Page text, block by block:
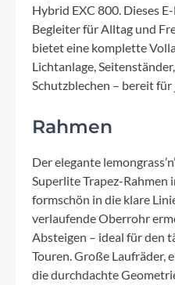
Hybrid EXC 800. Dieses
Begleiter für Alltag und
bietet eine komplette
Lichtanlage,
Schutzblechen – bereit
Rahmen
Der elegante
Superlite Trapez-
formschön in die klare
verlaufende Oberrohr
Absteigen – ideal für den
Touren. Große Laufräder,
die durchdachte